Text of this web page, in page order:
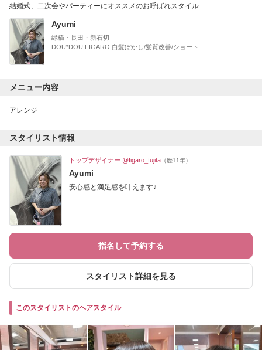
結婚式、二次会やパーティーにオススメのお呼ばれスタイル
Ayumi
緑橋・長田・新石切
DOU*DOU FIGARO 白髪ぼかし/髪質改善/ショート
メニュー内容
アレンジ
スタイリスト情報
トップデザイナー @figaro_fujita （歴11年）
Ayumi
安心感と満足感を叶えます♪
指名して予約する
スタイリスト詳細を見る
このスタイリストのヘアスタイル